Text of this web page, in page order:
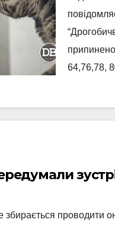
64,76,78,
збирається проводити